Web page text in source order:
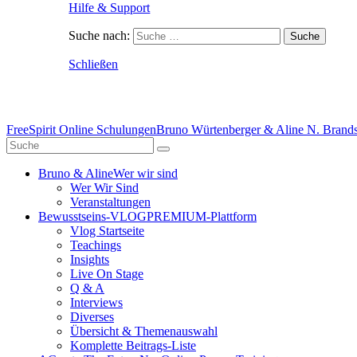
Hilfe & Support
Suche nach:
Schließen
FreeSpirit Online SchulungenBruno Würtenberger & Aline N.
Bruno & AlineWer wir sind
Wer Wir Sind
Veranstaltungen
Bewusstseins-VLOGPREMIUM-Plattform
Vlog Startseite
Teachings
Insights
Live On Stage
Q & A
Interviews
Diverses
Übersicht & Themenauswahl
Komplette Beitrags-Liste